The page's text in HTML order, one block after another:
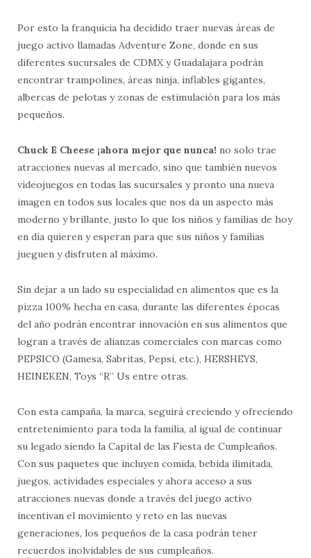
Por esto la franquicia ha decidido traer nuevas áreas de
juego activo llamadas Adventure Zone, donde en sus
diferentes sucursales de CDMX y Guadalajara podrán
encontrar trampolines, áreas ninja, inflables gigantes,
albercas de pelotas y zonas de estimulación para los más
pequeños.
Chuck E Cheese ¡ahora mejor que nunca! no solo trae
atracciones nuevas al mercado, sino que también nuevos
videojuegos en todas las sucursales y pronto una nueva
imagen en todos sus locales que nos da un aspecto más
moderno y brillante, justo lo que los niños y familias de hoy
en día quieren y esperan para que sus niños y familias
jueguen y disfruten al máximo.
Sin dejar a un lado su especialidad en alimentos que es la
pizza 100% hecha en casa, durante las diferentes épocas
del año podrán encontrar innovación en sus alimentos que
logran a través de alianzas comerciales con marcas como
PEPSICO (Gamesa, Sabritas, Pepsi, etc.), HERSHEYS,
HEINEKEN, Toys “R” Us entre otras.
Con esta campaña, la marca, seguirá creciendo y ofreciendo
entretenimiento para toda la familia, al igual de continuar
su legado siendo la Capital de las Fiesta de Cumpleaños.
Con sus paquetes que incluyen comida, bebida ilimitada,
juegos, actividades especiales y ahora acceso a sus
atracciones nuevas donde a través del juego activo
incentivan el movimiento y reto en las nuevas
generaciones, los pequeños de la casa podrán tener
recuerdos inolvidables de sus cumpleaños.